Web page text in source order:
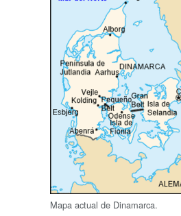
Mapa actual de Dinamarca.